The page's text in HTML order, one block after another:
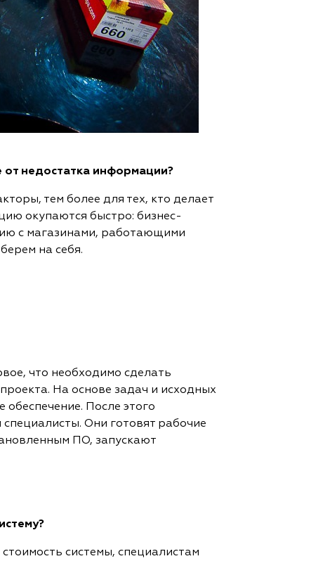
от недостатка информации?
тем более для тех, кто делает
окупаются быстро: бизнес-
с магазинами, работающими
на себя.
что необходимо сделать
На основе задач и исходных
После этого
Они готовят рабочие
ПО, запускают
системы, специалистам